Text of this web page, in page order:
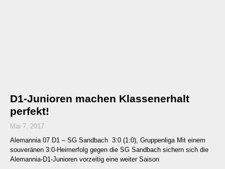
D1-Junioren machen Klassenerhalt
perfekt!
Mai 7, 2017
Alemannia 07 D1 – SG Sandbach 3:0 (1:0), Gruppenliga Mit einem
souveränen 3:0-Heimerfolg gegen die SG Sandbach sichern sich die
Alemannia-D1-Junioren vorzeitig eine weiter Saison